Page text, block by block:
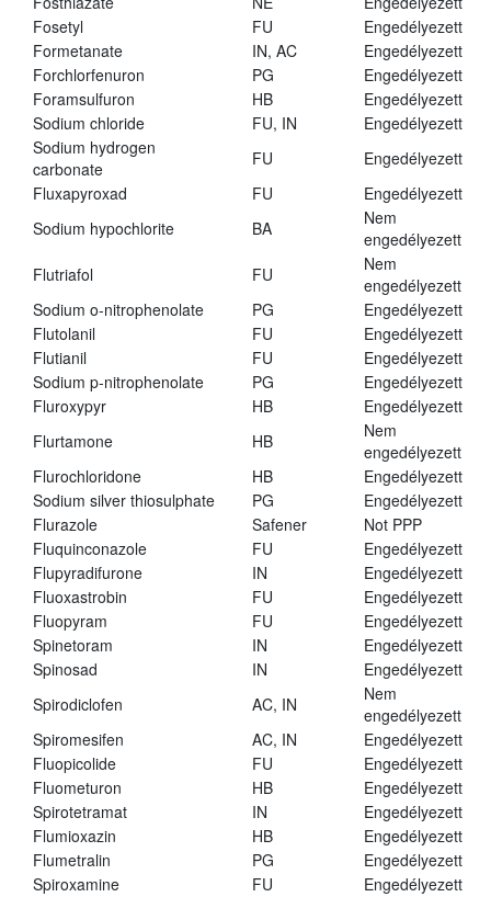
Fosetyl
FU
Engedélyezett
Formetanate
IN, AC
Engedélyezett
Forchlorfenuron
PG
Engedélyezett
Foramsulfuron
HB
Engedélyezett
Sodium chloride
FU, IN
Engedélyezett
Sodium hydrogen
carbonate
FU
Engedélyezett
Fluxapyroxad
FU
Engedélyezett
Sodium hypochlorite
BA
Nem
engedélyezett
Flutriafol
FU
Nem
engedélyezett
Sodium o-nitrophenolate
PG
Engedélyezett
Flutolanil
FU
Engedélyezett
Flutianil
FU
Engedélyezett
Sodium p-nitrophenolate
PG
Engedélyezett
Fluroxypyr
HB
Engedélyezett
Flurtamone
HB
Nem
engedélyezett
Flurochloridone
HB
Engedélyezett
Sodium silver thiosulphate
PG
Engedélyezett
Flurazole
Safener
Not PPP
Fluquinconazole
FU
Engedélyezett
Flupyradifurone
IN
Engedélyezett
Fluoxastrobin
FU
Engedélyezett
Fluopyram
FU
Engedélyezett
Spinetoram
IN
Engedélyezett
Spinosad
IN
Engedélyezett
Spirodiclofen
AC, IN
Nem
engedélyezett
Spiromesifen
AC, IN
Engedélyezett
Fluopicolide
FU
Engedélyezett
Fluometuron
HB
Engedélyezett
Spirotetramat
IN
Engedélyezett
Flumioxazin
HB
Engedélyezett
Flumetralin
PG
Engedélyezett
Spiroxamine
FU
Engedélyezett